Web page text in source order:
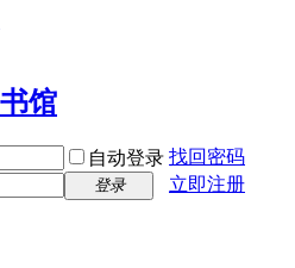
自动登录 找回密码
登录
立即注册